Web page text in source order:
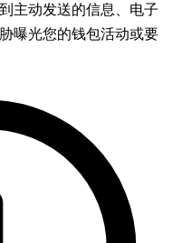
主动发送的信息、电子
曝光您的钱包活动或要